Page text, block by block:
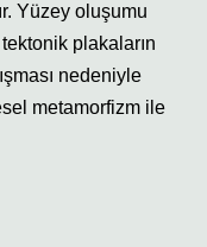
Yüzey oluşumu
plakaların
nedeniyle
metamorfizm ile